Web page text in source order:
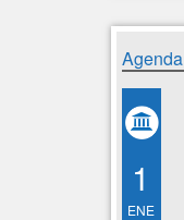
Agenda
1
ENE